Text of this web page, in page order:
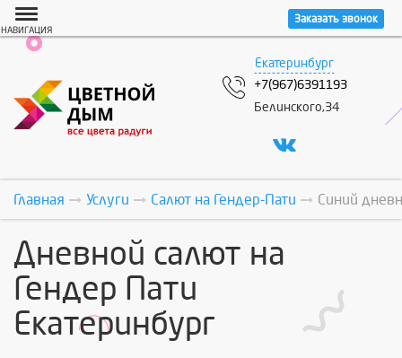
Заказать звонок
НАВИГАЦИЯ
Екатеринбург
+7(967)6391193
Белинского,34
Главная Услуги Салют на Гендер-Пати Синий
Дневной салют на
Гендер Пати
Екатеринбург